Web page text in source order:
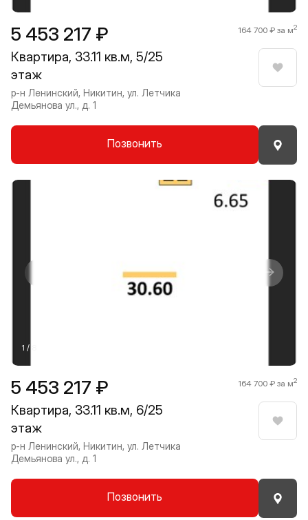
5 453 217 ₽ 164 700 ₽ за м2
Квартира, 33.11 кв.м, 5/25
этаж
р-н Ленинский, Никитин, ул. Летчика
Демьянова ул., д. 1
Позвонить
5 453 217 ₽ 164 700 ₽ за м2
Квартира, 33.11 кв.м, 6/25
этаж
р-н Ленинский, Никитин, ул. Летчика
Демьянова ул., д. 1
Позвонить
1 / 8